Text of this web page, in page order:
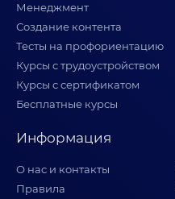
Менеджмент
Создание контента
Тесты на профориентацию
Курсы с трудоустройством
Курсы с сертификатом
Бесплатные курсы
Информация
О нас и контакты
Правила